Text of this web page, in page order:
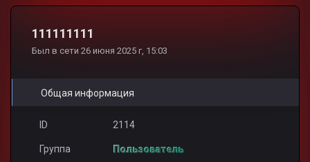
111111111
Был в сети 26 июня 2025 г, 15:03
Общая информация
ID 2114
Группа Пользователь